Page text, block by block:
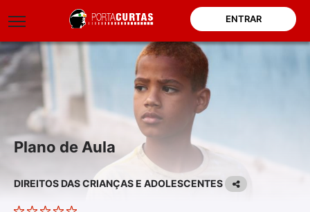
ENTRAR
Plano de Aula
DIREITOS DAS CRIANÇAS E ADOLESCENTES